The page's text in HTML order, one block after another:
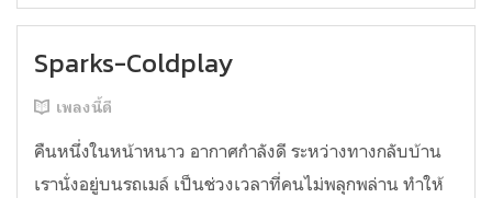
Sparks-Coldplay
เพลงนี้ดี
คืนหนึ่งในหน้าหนาว อากาศกำลังดี ระหว่างทางกลับบ้าน
เรานั่งอยู่บนรถเมล์ เป็นช่วงเวลาที่คนไม่พลุกพล่าน ทำให้